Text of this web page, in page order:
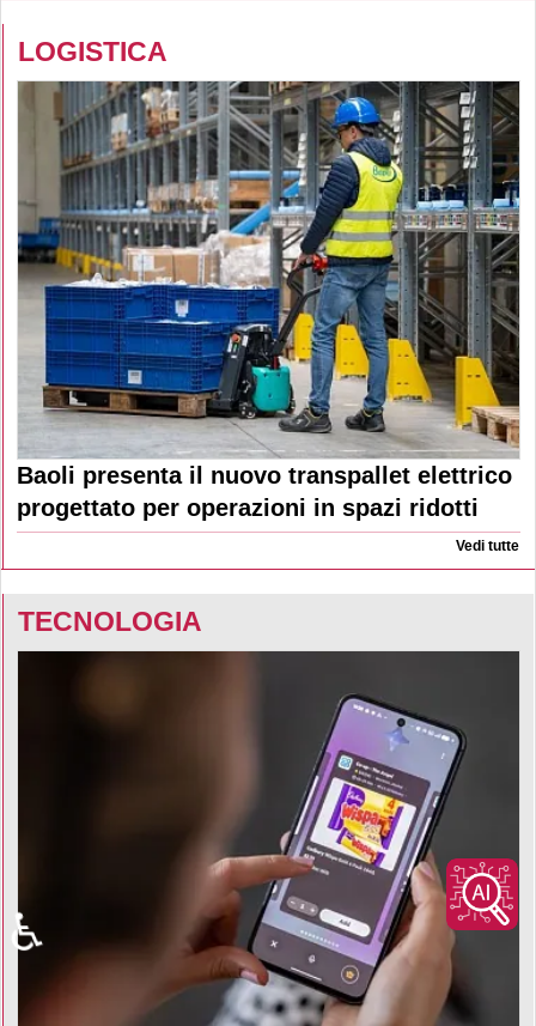
LOGISTICA
Baoli presenta il nuovo transpallet elettrico
progettato per operazioni in spazi ridotti
Vedi tutte
TECNOLOGIA